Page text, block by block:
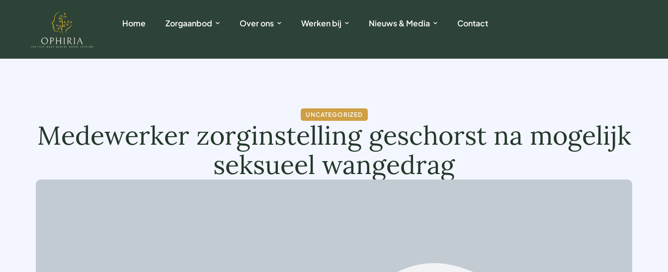
Home Zorgaanbod Over ons Werken bij Nieuws & Media Contact
UNCATEGORIZED
Medewerker zorginstelling geschorst na mogelijk
seksueel wangedrag